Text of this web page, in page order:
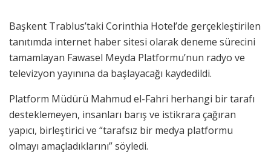
Başkent Trablus’taki Corinthia Hotel’de gerçekleştirilen
tanıtımda internet haber sitesi olarak deneme sürecini
tamamlayan Fawasel Meyda Platformu’nun radyo ve
televizyon yayınına da başlayacağı kaydedildi.
Platform Müdürü Mahmud el-Fahri herhangi bir tarafı
desteklemeyen, insanları barış ve istikrara çağıran
yapıcı, birleştirici ve “tarafsız bir medya platformu
olmayı amaçladıklarını” söyledi.